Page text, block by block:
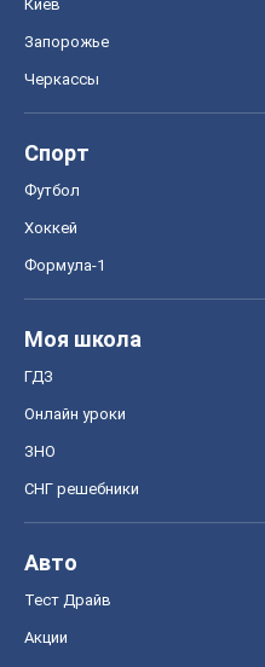
Киев
Запорожье
Черкассы
Спорт
Футбол
Хоккей
Формула-1
Моя школа
ГДЗ
Онлайн уроки
ЗНО
СНГ решебники
Авто
Тест Драйв
Акции